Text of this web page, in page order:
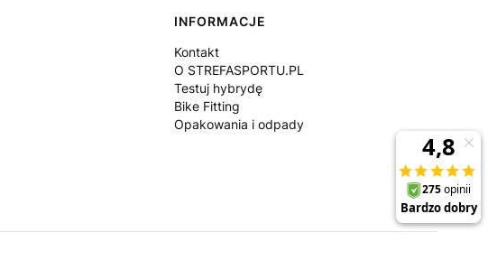
INFORMACJE
Kontakt
O STREFASPORTU.PL
Testuj hybrydę
Bike Fitting
Opakowania i odpady